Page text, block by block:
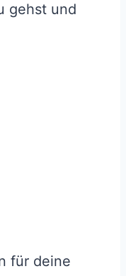
gehst und
für deine